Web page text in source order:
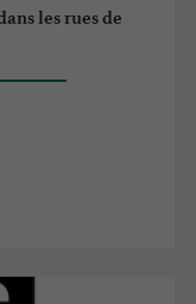
les rues de